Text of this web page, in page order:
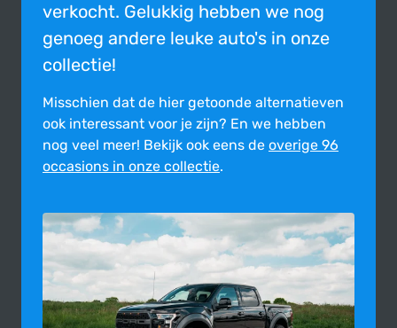
verkocht. Gelukkig hebben we nog
genoeg andere leuke auto's in onze
collectie!
Misschien dat de hier getoonde alter­na­tie­ven
ook inte­res­sant voor je zijn? En we hebben
nog veel meer! Bekijk ook eens de overige 96
occasions in onze collectie.